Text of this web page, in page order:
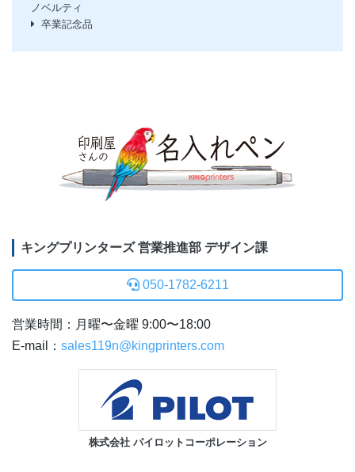
ノベルティ
卒業記念品
キングプリンターズ 営業推進部 デザイン課
050-1782-6211
営業時間：月曜〜金曜 9:00〜18:00
E-mail： sales119n@kingprinters.com
株式会社 パイロットコーポレーション